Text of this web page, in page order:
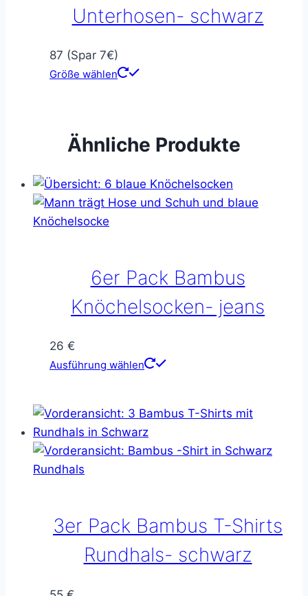
Unterhosen- schwarz
87 (Spar 7€)
Größe wählen
Ähnliche Produkte
6er Pack Bambus
Knöchelsocken- jeans
26 €
Ausführung wählen
Dieses
mehrere
auf.
auf
der
Produktseite
3er Pack Bambus T-Shirts
Rundhals- schwarz